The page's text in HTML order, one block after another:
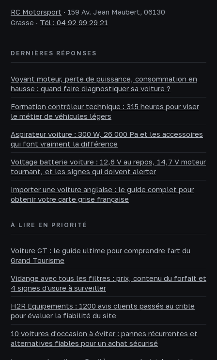
RC Motorsport · 159 Av. Jean Maubert, 06130
Grasse · Tél : 04 92 99 29 21
DERNIÈRES RÉPONSES
Voyant moteur, perte de puissance, consommation en
hausse : quand faire diagnostiquer sa voiture ?
Formation contrôleur technique : 315 heures pour viser
le métier de véhicules légers
Aspirateur voiture : 300 W, 26 000 Pa et les accessoires
qui font vraiment la différence
Voltage batterie voiture : 12,6 V au repos, 14,7 V moteur
tournant, et les signes qui doivent alerter
Importer une voiture anglaise : le guide complet pour
obtenir votre carte grise française
À LIRE EN PRIORITÉ
Voiture GT : le guide ultime pour comprendre l'art du
Grand Tourisme
Vidange avec tous les filtres : prix, contenu du forfait et
4 signes d'usure à surveiller
H2R Equipements : 1200 avis clients passés au crible
pour évaluer la fiabilité du site
10 voitures d'occasion à éviter : pannes récurrentes et
alternatives fiables pour un achat sécurisé